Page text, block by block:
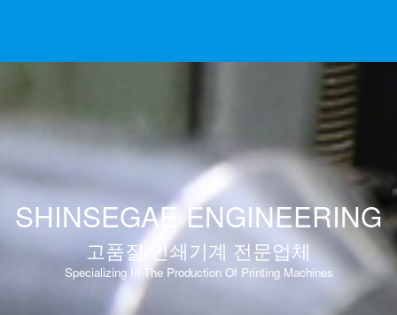
SHINSEGAE ENGINEERING
고품질 인쇄기계 전문업체
Specializing In The Production Of Printing Machines